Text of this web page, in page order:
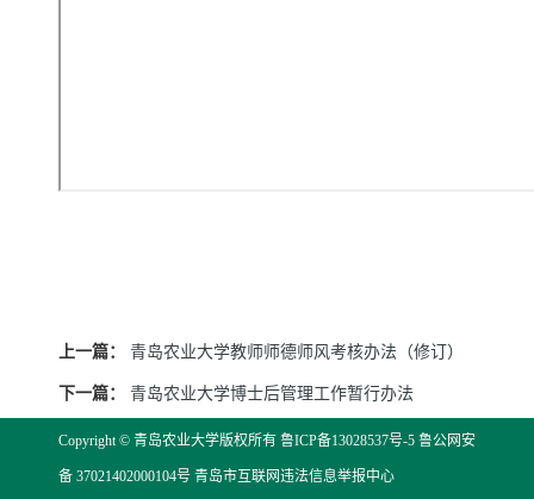
上一篇： 青岛农业大学教师师德师风考核办法（修订）
下一篇： 青岛农业大学博士后管理工作暂行办法
Copyright © 青岛农业大学版权所有 鲁ICP备13028537号-5 鲁公网安
备 37021402000104号 青岛市互联网违法信息举报中心